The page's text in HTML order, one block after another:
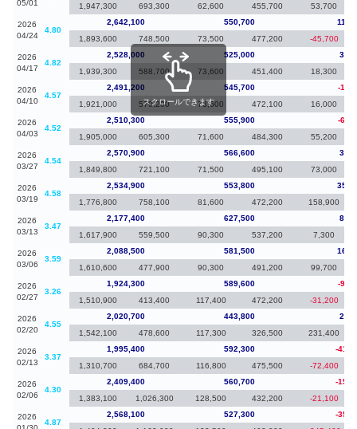
05/01
1,947,300
693,300 62,600 455,700 53,700
2026
04/24
4.80
2,642,100 550,700
1,893,600
748,500 73,500 477,200 -45,700
2026
04/17
4.82
2,528,000 525,000
1,939,300
588,700 73,600 451,400 18,300
2026
04/10
4.57
2,491,200 545,700
-
1,921,000
570,200 73,600 472,100 16,000
2026
04/03
4.52
2,510,300 555,900
-
1,905,000
605,300 71,600 484,300 55,200
2026
03/27
4.54
2,570,900 566,600
1,849,800
721,100 71,500 495,100 73,000
2026
03/19
4.58
2,534,900 553,800
1,776,800
758,100 81,600 472,200 158,900
2026
03/13
3.47
2,177,400 627,500
1,617,900
559,500 90,300 537,200 7,300
2026
03/06
3.59
2,088,500 581,500
1,610,600
477,900 90,300 491,200 99,700
2026
02/27
3.26
1,924,300 589,600
-
1,510,900
413,400 117,400 472,200 -31,200
2026
02/20
4.55
2,020,700 443,800
1,542,100
478,600 117,300 326,500 231,400
2026
02/13
3.37
1,995,400 592,300
-
1,310,700
684,700 116,800 475,500 -72,400
2026
02/06
4.30
2,409,400 560,700
-
1,383,100
1,026,300 128,500 432,200 -21,100
2026
4.87
2,568,100 527,300
-
スクロールできます